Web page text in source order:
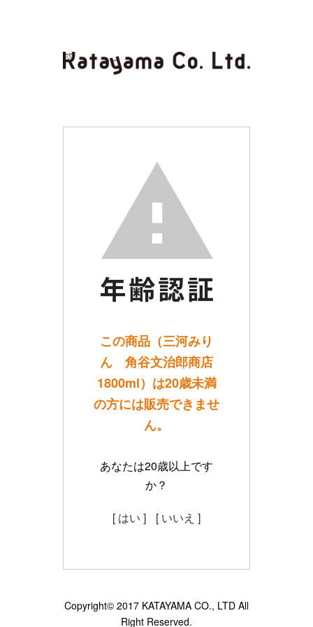
この商品（三河みり
ん 角谷文治郎商店
1800ml）は20歳未満
の方には販売できませ
ん。
あなたは20歳以上です
か？
[ はい ] [ いいえ ]
Copyright© 2017 KATAYAMA CO., LTD All
Right Reserved.